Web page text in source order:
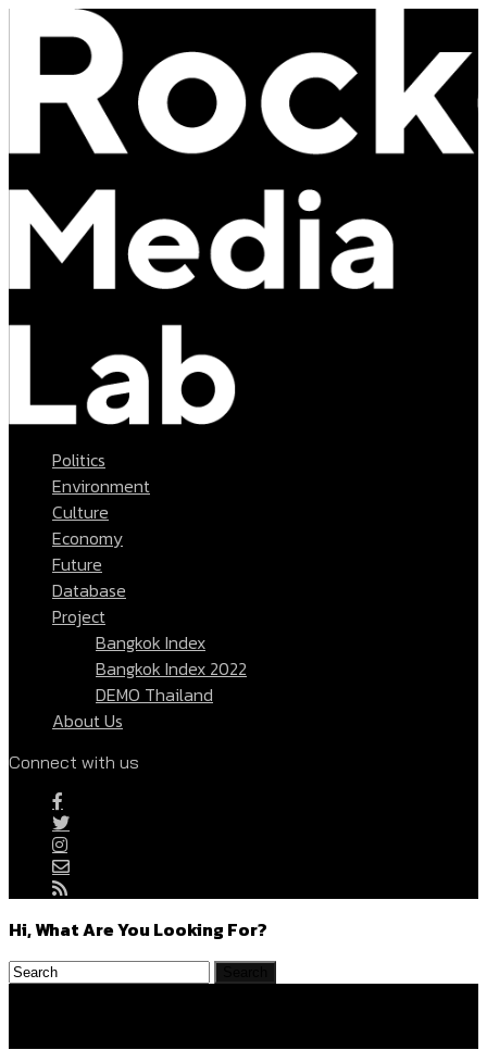
Politics
Environment
Culture
Economy
Future
Database
Project
Bangkok Index
Bangkok Index 2022
DEMO Thailand
About Us
Connect with us
Hi, What Are You Looking For?